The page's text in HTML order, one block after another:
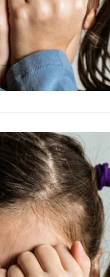
POLICIALES
Es
una
Un
niña de
López,
byLa